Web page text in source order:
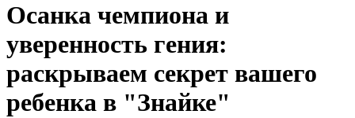
Осанка чемпиона и
уверенность гения:
раскрываем секрет вашего
ребенка в "Знайке"